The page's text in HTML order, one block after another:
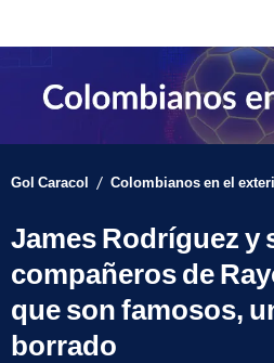
Gol Caracol / Colombianos en el
James Rodríguez y
compañeros de
que son famosos,
borrado